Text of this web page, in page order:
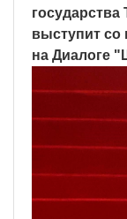
государства
выступит
на Диалоге